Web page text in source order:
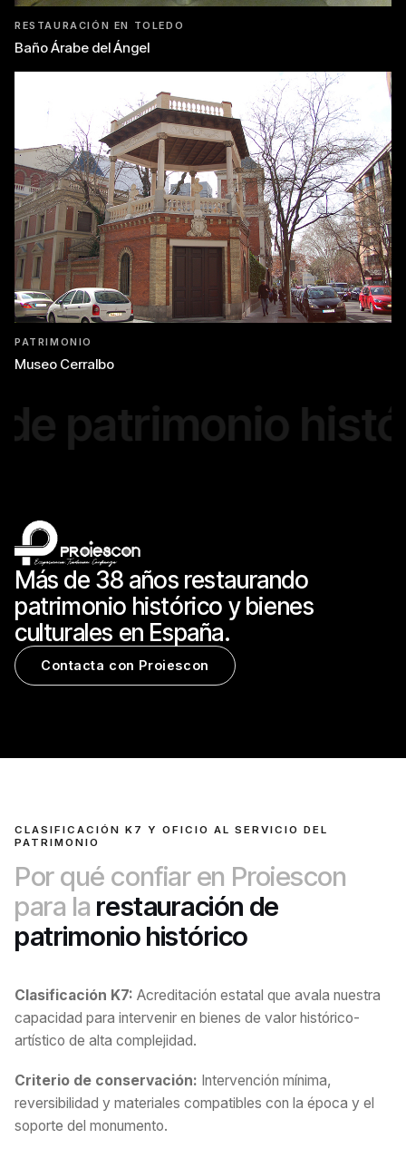
RESTAURACIÓN EN TOLEDO
Baño Árabe del Ángel
PATRIMONIO
Museo Cerralbo
patrimonio
Más de 38 años restaurando
patrimonio histórico y bienes
culturales en España.
Contacta con Proiescon
CLASIFICACIÓN K7 Y OFICIO AL SERVICIO DEL
PATRIMONIO
Por qué confiar en Proiescon
para la restauración de
patrimonio histórico
Clasificación K7: Acreditación estatal que avala nuestra
capacidad para intervenir en bienes de valor histórico-
artístico de alta complejidad.
Criterio de conservación: Intervención mínima,
reversibilidad y materiales compatibles con la época y el
soporte del monumento.